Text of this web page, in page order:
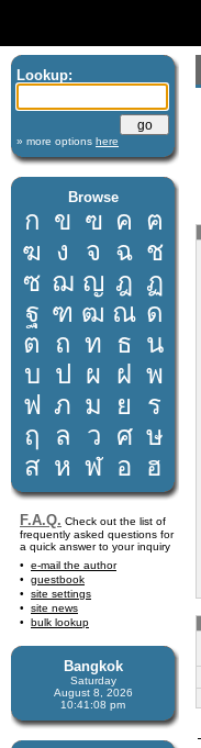
Lookup:
» more options here
Browse
ก ข ฃ ค ฅ
ฆ ง จ ฉ ช
ซ ฌ ญ ฎ ฏ
ฐ ฑ ฒ ณ ด
ต ถ ท ธ น
บ ป ผ ฝ พ
ฟ ภ ม ย
ร
ฤ
ล ว ศ ษ
ส ห ฬ อ ฮ
F.A.Q. Check out the list of
frequently asked questions for
a quick answer to your inquiry
e-mail the author
guestbook
site settings
site news
bulk lookup
Bangkok
Saturday
August 8, 2026
10:41:08 pm